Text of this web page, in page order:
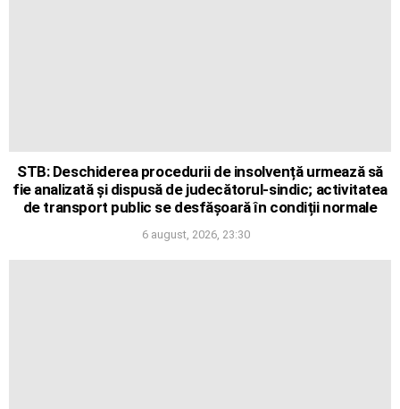
STB: Deschiderea procedurii de insolvență urmează să
fie analizată și dispusă de judecătorul-sindic; activitatea
de transport public se desfășoară în condiții normale
6 august, 2026, 23:30